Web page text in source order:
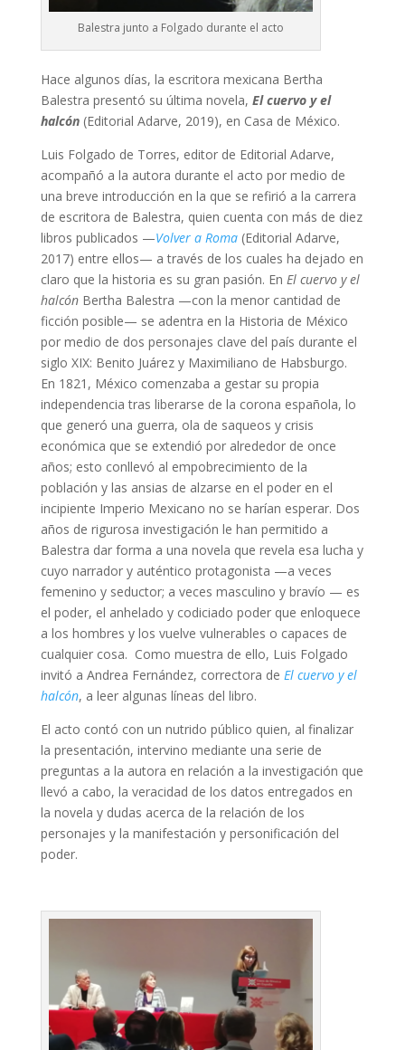
Balestra junto a Folgado durante el acto
Hace algunos días, la escritora mexicana Bertha
Balestra presentó su última novela, El cuervo y el
halcón (Editorial Adarve, 2019), en Casa de México.
Luis Folgado de Torres, editor de Editorial Adarve,
acompañó a la autora durante el acto por medio de
una breve introducción en la que se refirió a la carrera
de escritora de Balestra, quien cuenta con más de diez
libros publicados —Volver a Roma(Editorial Adarve,
2017) entre ellos— a través de los cuales ha dejado en
claro que la historia es su gran pasión. En El cuervo y el
halcónBertha Balestra —con la menor cantidad de
ficción posible— se adentra en la Historia de México
por medio de dos personajes clave del país durante el
siglo XIX: Benito Juárez y Maximiliano de Habsburgo.
En 1821, México comenzaba a gestar su propia
independencia tras liberarse de la corona española, lo
que generó una guerra, ola de saqueos y crisis
económica que se extendió por alrededor de once
años; esto conllevó al empobrecimiento de la
población y las ansias de alzarse en el poder en el
incipiente Imperio Mexicano no se harían esperar. Dos
años de rigurosa investigación le han permitido a
Balestra dar forma a una novela que revela esa lucha y
cuyo narrador y auténtico protagonista —a veces
femenino y seductor; a veces masculino y bravío — es
el poder, el anhelado y codiciado poder que enloquece
a los hombres y los vuelve vulnerables o capaces de
cualquier cosa. Como muestra de ello, Luis Folgado
invitó a Andrea Fernández, correctora de El cuervo y el
halcón, a leer algunas líneas del libro.
El acto contó con un nutrido público quien, al finalizar
la presentación, intervino mediante una serie de
preguntas a la autora en relación a la investigación que
llevó a cabo, la veracidad de los datos entregados en
la novela y dudas acerca de la relación de los
personajes y la manifestación y personificación del
poder.